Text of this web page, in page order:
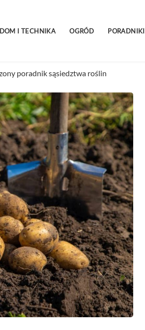
DOM I TECHNIKA OGRÓD PORADNIKI
poradnik sąsiedztwa roślin